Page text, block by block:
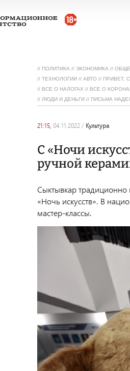
// ПОЛИТИКА // ЭКОНОМИКА //
// ТЕХНОЛОГИИ // АВТО // ПРИВЕТ,
// ВСЕ О НАЛОГАХ // ВСЕ О
// ЛЮДИ И ДЕНЬГИ // ПИСЬМА
21:15, 04.11.2022 / культура
С «Ночи
ручной
Сыктывкар традиционно
«Ночь искусств». В
мастер-классы.